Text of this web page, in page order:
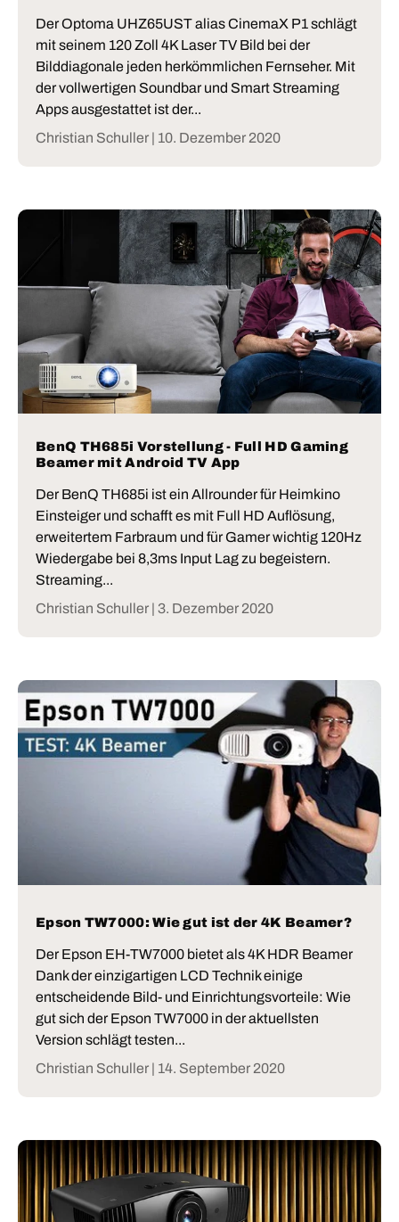
Der Optoma UHZ65UST alias CinemaX P1 schlägt
mit seinem 120 Zoll 4K Laser TV Bild bei der
Bilddiagonale jeden herkömmlichen Fernseher. Mit
der vollwertigen Soundbar und Smart Streaming
Apps ausgestattet ist der...
Christian Schuller | 10. Dezember 2020
BenQ TH685i Vorstellung - Full HD Gaming
Beamer mit Android TV App
Der BenQ TH685i ist ein Allrounder für Heimkino
Einsteiger und schafft es mit Full HD Auflösung,
erweitertem Farbraum und für Gamer wichtig 120Hz
Wiedergabe bei 8,3ms Input Lag zu begeistern.
Streaming...
Christian Schuller | 3. Dezember 2020
Epson TW7000: Wie gut ist der 4K Beamer?
Der Epson EH-TW7000 bietet als 4K HDR Beamer
Dank der einzigartigen LCD Technik einige
entscheidende Bild- und Einrichtungsvorteile: Wie
gut sich der Epson TW7000 in der aktuellsten
Version schlägt testen...
Christian Schuller | 14. September 2020